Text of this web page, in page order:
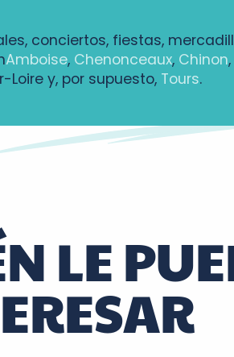
conciertos, fiestas,
Amboise, Chenonceaux, Chinon,
Loire y, por supuesto, Tours.
de Communes
LE